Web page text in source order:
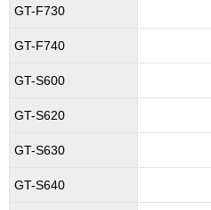
GT-F730
GT-F740
GT-S600
GT-S620
GT-S630
GT-S640